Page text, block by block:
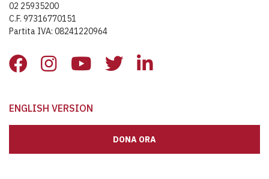
02 25935200
C.F. 97316770151
Partita IVA: 08241220964
ENGLISH VERSION
DONA ORA